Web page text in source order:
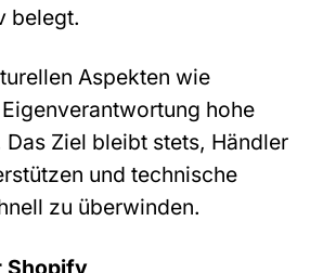
belegt.
Aspekten wie
hohe
Das Ziel bleibt stets, Händler
und technische
zu überwinden.
Shopify